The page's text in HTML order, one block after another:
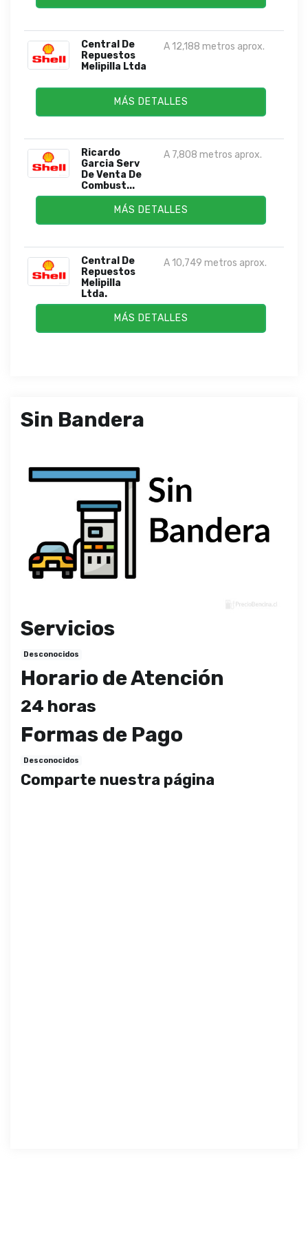
Central De
Repuestos
Melipilla Ltda
A 12,188 metros aprox.
MÁS DETALLES
Ricardo
Garcia Serv
De Venta De
Combust...
A 7,808 metros aprox.
MÁS DETALLES
Central De
Repuestos
Melipilla
Ltda.
A 10,749 metros aprox.
MÁS DETALLES
Sin Bandera
Servicios
Desconocidos
Horario de Atención
24 horas
Formas de Pago
Desconocidos
Comparte nuestra página